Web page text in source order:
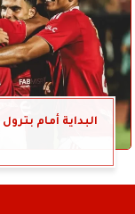
البداية أمام